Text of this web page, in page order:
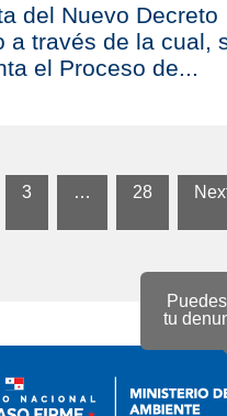
tu
del Nuevo Decreto
a través de la cual,
el Proceso de...
3 … 28